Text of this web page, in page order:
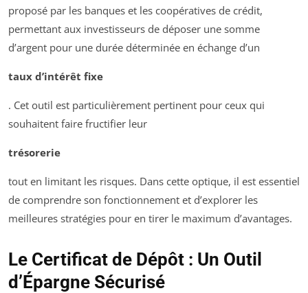
proposé par les banques et les coopératives de crédit,
permettant aux investisseurs de déposer une somme
d’argent pour une durée déterminée en échange d’un
taux d’intérêt fixe
. Cet outil est particulièrement pertinent pour ceux qui
souhaitent faire fructifier leur
trésorerie
tout en limitant les risques. Dans cette optique, il est essentiel
de comprendre son fonctionnement et d’explorer les
meilleures stratégies pour en tirer le maximum d’avantages.
Le Certificat de Dépôt : Un Outil
d’Épargne Sécurisé